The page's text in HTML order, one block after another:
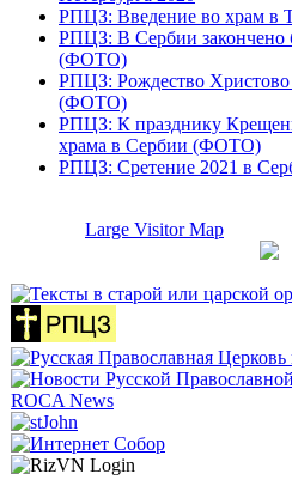
РПЦЗ: Введение во храм в
РПЦЗ: В Сербии закончено
(ФОТО)
РПЦЗ: Рождество Христово
(ФОТО)
РПЦЗ: К празднику
храма в Сербии (ФОТО)
РПЦЗ: Сретение 2021 в
Large Visitor Map